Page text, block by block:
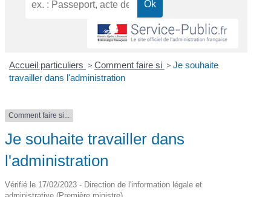
Accueil particuliers > Comment faire si > Je souhaite
travailler dans l'administration
Comment faire si...
Je souhaite travailler dans
l'administration
Vérifié le 17/02/2023 - Direction de l'information légale et